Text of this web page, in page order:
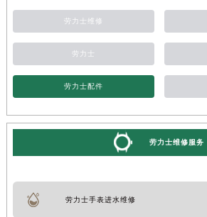
劳力士维修
劳力士
劳力士配件
劳力士维修服务
劳力士手表进水维修